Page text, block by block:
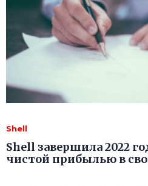
Shell
Shell завершила 2022
чистой прибылью в